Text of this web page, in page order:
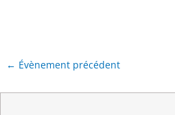
← Évènement précédent